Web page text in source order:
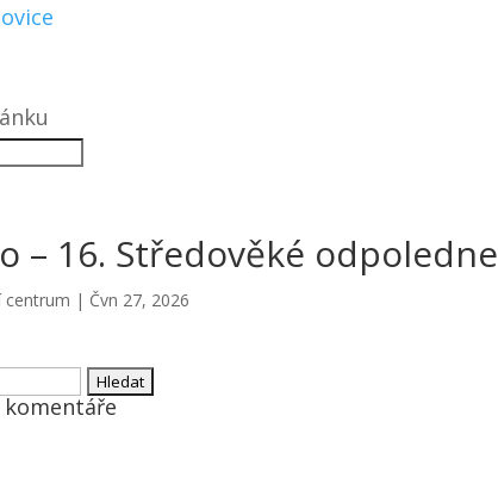
– 16. Středověké odpoledne
centrum | Čvn 27, 2026
komentáře